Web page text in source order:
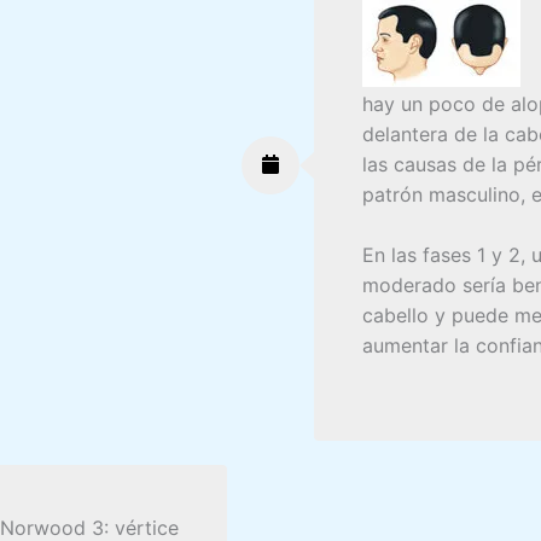
hay un poco de
delantera de la
las causas de la
patrón masculino,
En las fases 1 y 2,
moderado sería
cabello y puede
aumentar la
3: vértice